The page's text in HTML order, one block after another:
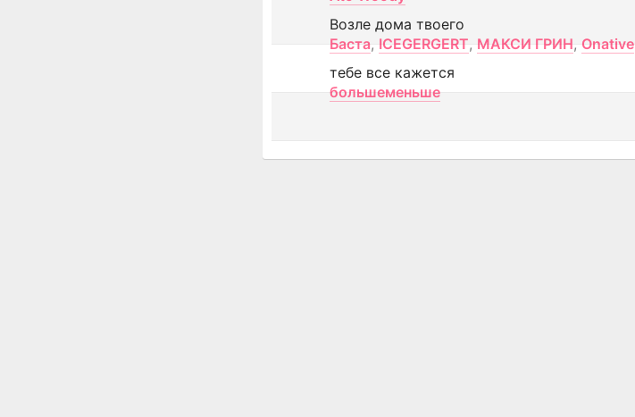
Возле дома твоего
Баста, ICEGERGERT, МАКСИ ГРИН, Onative
тебе все кажется
большеменьше